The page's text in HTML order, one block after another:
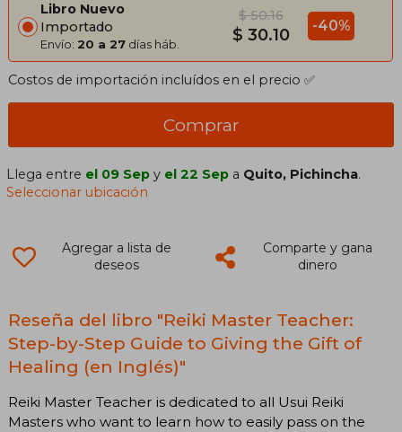
Libro Nuevo
Importado
Envío: 20 a 27 días háb.
$ 50.16
$ 30.10 -40%
Costos de importación incluídos en el precio ✅
Comprar
Llega entre el 09 Sep y el 22 Sep a Quito, Pichincha.
Seleccionar ubicación
Agregar a lista de
deseos
Comparte y gana
dinero
Reseña del libro "Reiki Master Teacher:
Step-by-Step Guide to Giving the Gift of
Healing (en Inglés)"
Reiki Master Teacher is dedicated to all Usui Reiki
Masters who want to learn how to easily pass on the